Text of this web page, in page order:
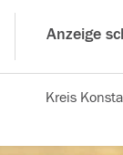
Anzeige
Kreis